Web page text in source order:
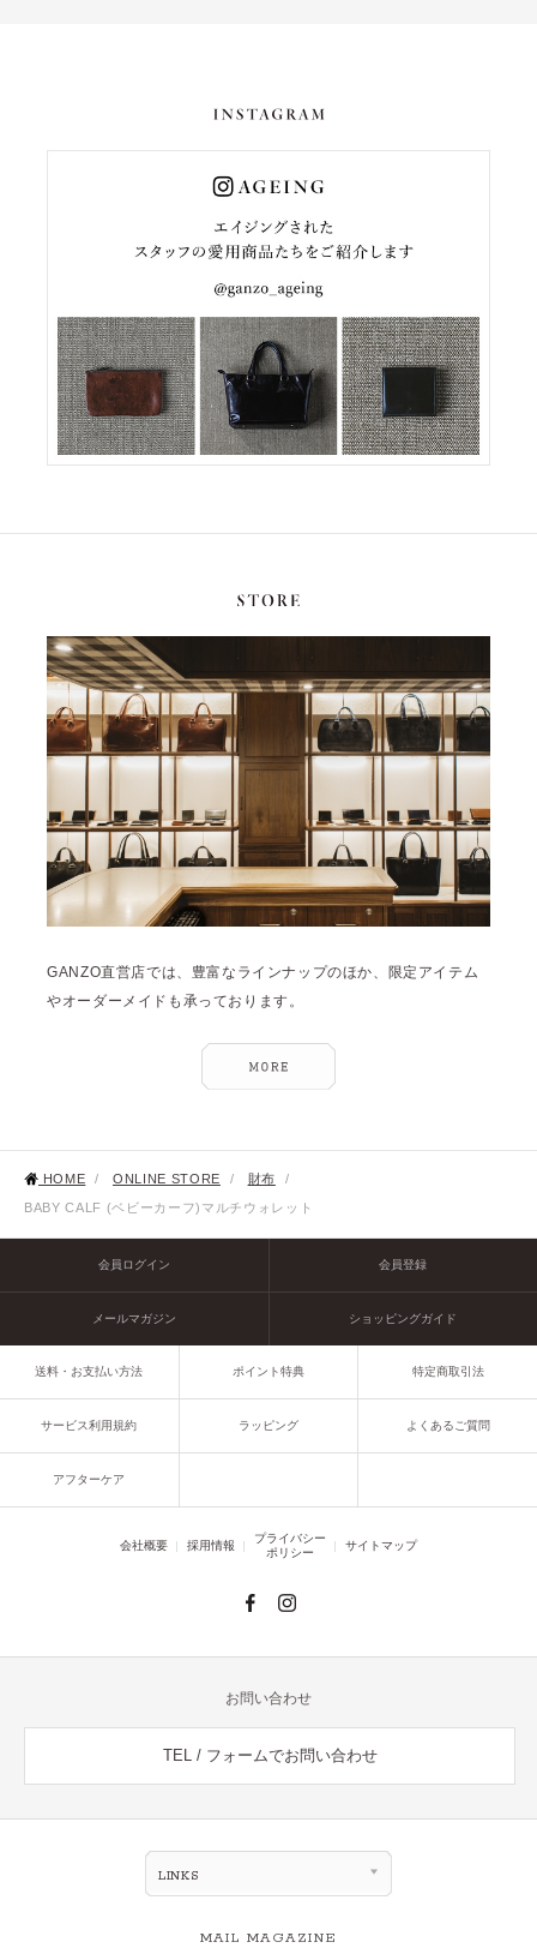
GANZO直営店では、豊富なラインナップのほか、限定アイテム
やオーダーメイドも承っております。
HOME / ONLINE STORE / 財布
/
BABY CALF (ベビーカーフ)マルチウォレット
会員ログイン 会員登録
メールマガジン ショッピングガイド
送料・お支払い方法 ポイント特典 特定商取引法
サービス利用規約 ラッピング よくあるご質問
アフターケア
会社概要 採用情報
プライバシー
ポリシー
サイトマップ
お問い合わせ
TEL / フォームでお問い合わせ
LINKS
MAIL MAGAZINE